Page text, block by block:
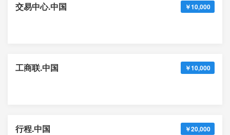
交易中心.中国 ￥10,000
工商联.中国 ￥10,000
行程.中国 ￥20,000